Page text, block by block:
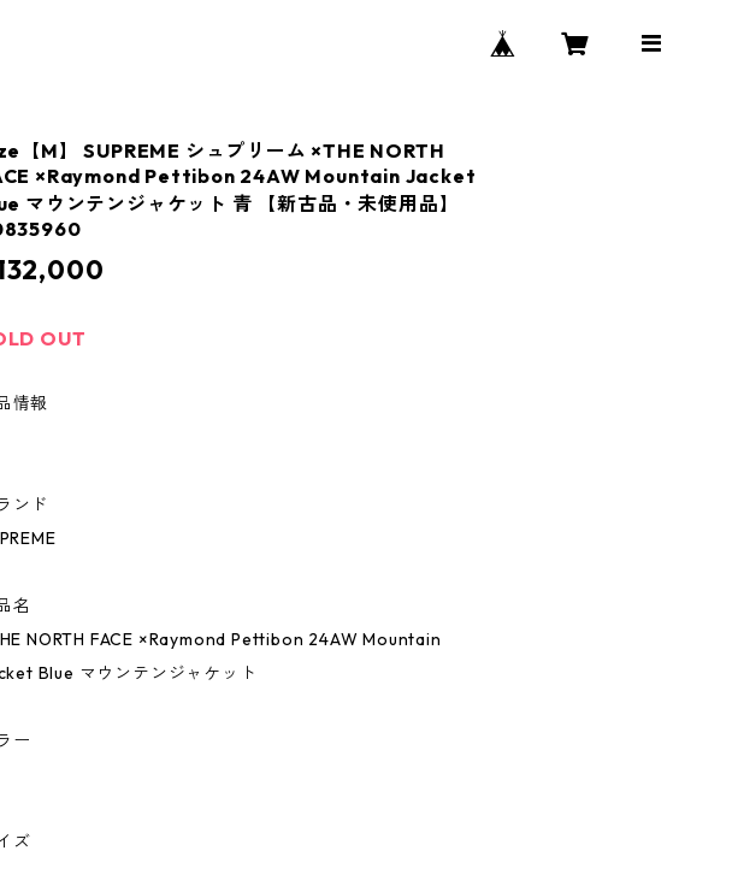
【M】 SUPREME シュプリーム ×THE NORTH
×Raymond Pettibon 24AW Mountain Jacket
マウンテンジャケット 青 【新古品・未使用品】
OUT
情報
ンド
名
NORTH FACE ×Raymond Pettibon 24AW Mountain
Blue マウンテンジャケット
ー
ズ